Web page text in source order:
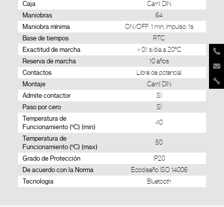
Caja Carril DIN
Maniobras 64
Maniobra mínima ON/OFF: 1 min, Impulso: 1s
Base de tiempos RTC
Exactitud de marcha < 0,1 s/dia a 20°C
Reserva de marcha 10 años
Contactos Libre de potencial
Montaje Carril DIN
Admite contactor SÍ
Paso por cero SÍ
Temperatura de
Funcionamiento (ºC) (min)
-10
Temperatura de
Funcionamiento (ºC) (max)
50
Grado de Protección IP20
De acuerdo con la Norma Ecodiseño ISO 14006
Tecnologia Bluetooth